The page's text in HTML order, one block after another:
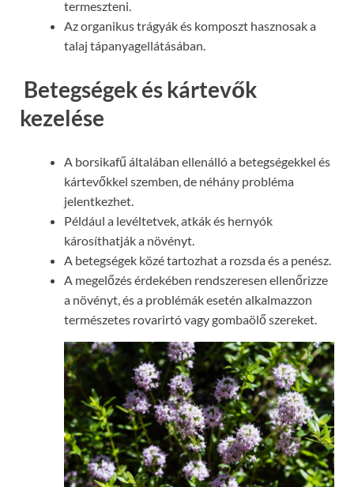
termeszteni.
Az organikus trágyák és komposzt hasznosak a
talaj tápanyagellátásában.
Betegségek és kártevők
kezelése
A borsikafű általában ellenálló a betegségekkel és
kártevőkkel szemben, de néhány probléma
jelentkezhet.
Például a levéltetvek, atkák és hernyók
károsíthatják a növényt.
A betegségek közé tartozhat a rozsda és a penész.
A megelőzés érdekében rendszeresen ellenőrizze
a növényt, és a problémák esetén alkalmazzon
természetes rovarirtó vagy gombaölő szereket.